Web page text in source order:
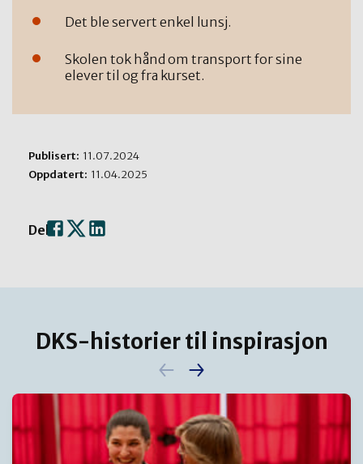
Det ble servert enkel lunsj.
Skolen tok hånd om transport for sine
elever til og fra kurset.
Publisert: 11.07.2024
Oppdatert: 11.04.2025
Del:
DKS-historier til inspirasjon